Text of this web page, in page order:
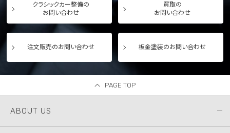
クラシックカー整備の
お問い合わせ
買取の
お問い合わせ
注文販売のお問い合わせ 板金塗装のお問い合わせ
PAGE TOP
ABOUT US